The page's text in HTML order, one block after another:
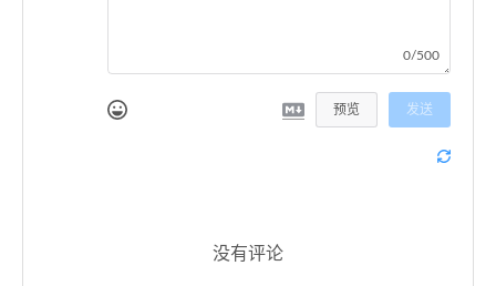
0/500
预览 发送
没有评论